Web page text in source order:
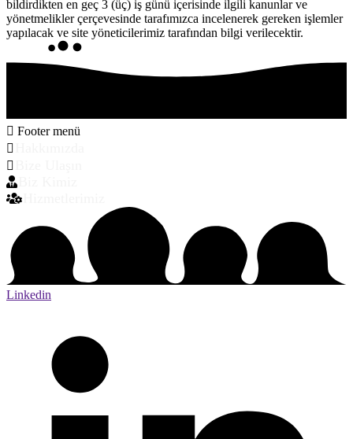
bildirdikten en geç 3 (üç) iş günü içerisinde ilgili kanunlar ve
yönetmelikler çerçevesinde tarafımızca incelenerek gereken işlemler
yapılacak ve site yöneticilerimiz tarafından bilgi verilecektir.
Footer menü
Linkedin